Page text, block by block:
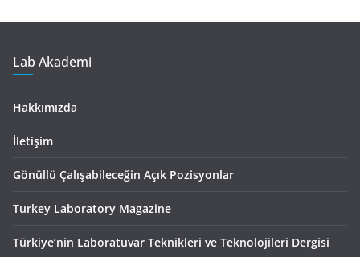
Lab Akademi
Hakkımızda
İletişim
Gönüllü Çalışabileceğin Açık Pozisyonlar
Turkey Laboratory Magazine
Türkiye’nin Laboratuvar Teknikleri ve Teknolojileri Dergisi